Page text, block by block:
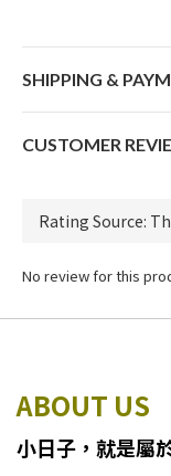
SHIPPING &
CUSTOMER
No review for this
ABOUT US
小日子 ， 就是屬